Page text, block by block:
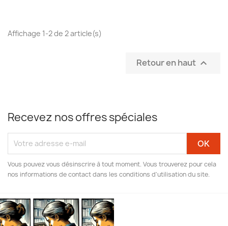
Affichage 1-2 de 2 article(s)
Retour en haut 
Recevez nos offres spéciales
Vous pouvez vous désinscrire à tout moment. Vous trouverez pour cela
nos informations de contact dans les conditions d'utilisation du site.